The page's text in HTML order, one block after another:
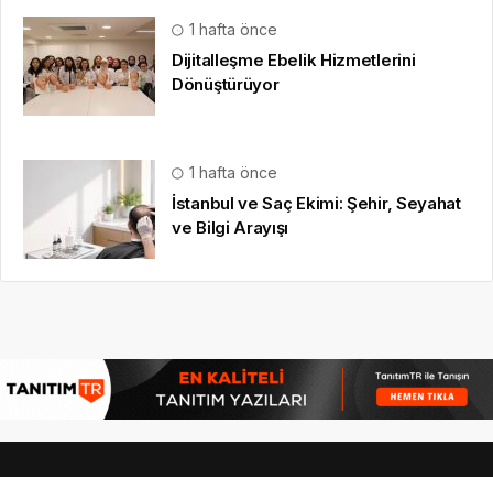
1 hafta önce
Dijitalleşme Ebelik Hizmetlerini
Dönüştürüyor
1 hafta önce
İstanbul ve Saç Ekimi: Şehir, Seyahat
ve Bilgi Arayışı